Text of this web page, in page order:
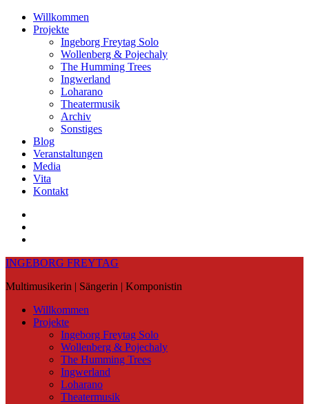
Skip
Willkommen
Projekte
Ingeborg Freytag Solo
Wollenberg & Pojechaly
The Humming Trees
Ingwerland
Loharano
Theatermusik
Archiv
Sonstiges
Blog
Veranstaltungen
Media
Vita
Kontakt
INGEBORG FREYTAG
Multimusikerin | Sängerin | Komponistin
Willkommen
Projekte
Ingeborg Freytag Solo
Wollenberg & Pojechaly
The Humming Trees
Ingwerland
Loharano
Theatermusik